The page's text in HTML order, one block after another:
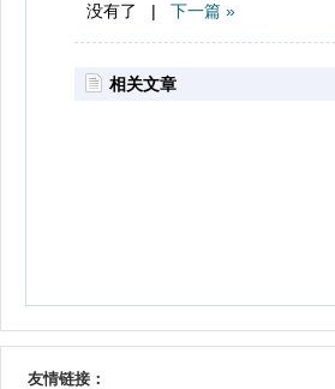
没有了 | 下一篇 »
相关文章
友情链接：